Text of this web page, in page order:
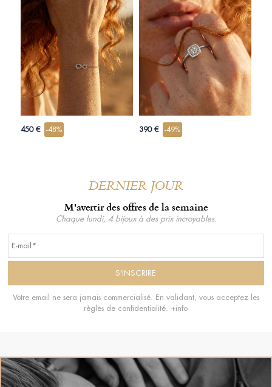
450 € -48% 390 € -49%
DERNIER JOUR
M'avertir des offres de la semaine
Chaque lundi, 4 bijoux à des prix incroyables.
Votre email ne sera jamais commercialisé. En validant, vous acceptez les
règles de confidentialité. +info